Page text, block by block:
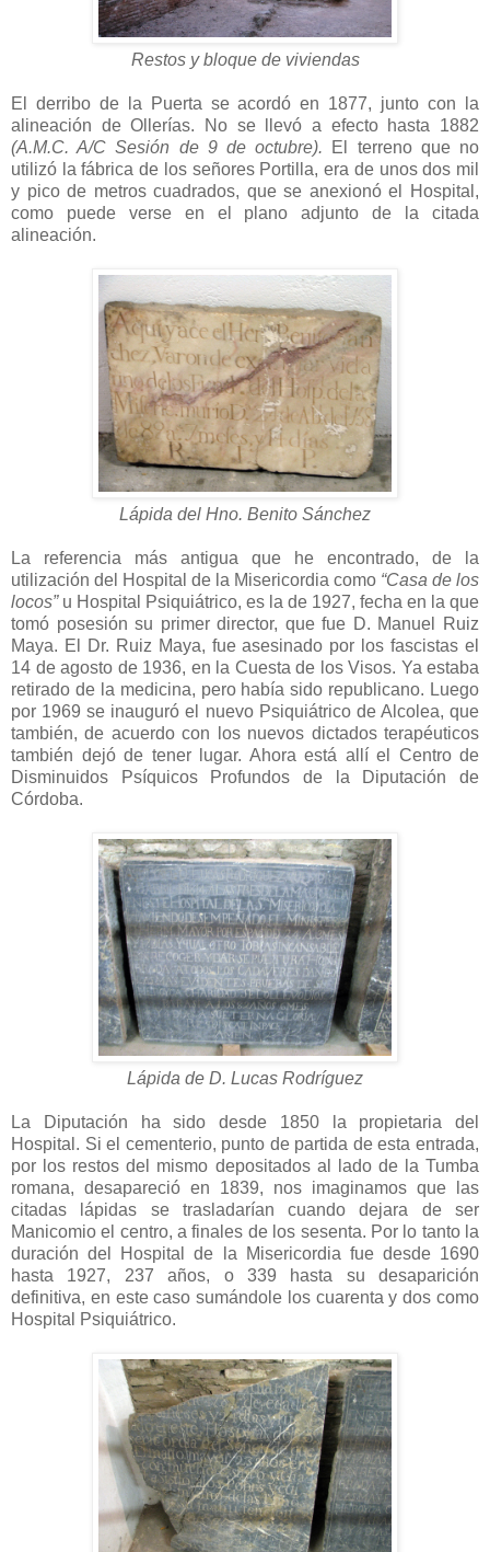
Restos y bloque de viviendas
El derribo de la Puerta se acordó en 1877, junto con la
alineación de Ollerías. No se llevó a efecto hasta 1882
(A.M.C. A/C Sesión de 9 de octubre). El terreno que no
utilizó la fábrica de los señores Portilla, era de unos dos mil
y pico de metros cuadrados, que se anexionó el Hospital,
como puede verse en el plano adjunto de la citada
alineación.
Lápida del Hno. Benito Sánchez
La referencia más antigua que he encontrado, de la
utilización del Hospital de la Misericordia como “Casa de los
locos”u Hospital Psiquiátrico, es la de 1927, fecha en la que
tomó posesión su primer director, que fue D. Manuel Ruiz
Maya. El Dr. Ruiz Maya, fue asesinado por los fascistas el
14 de agosto de 1936, en la Cuesta de los Visos. Ya estaba
retirado de la medicina, pero había sido republicano. Luego
por 1969 se inauguró el nuevo Psiquiátrico de Alcolea, que
también, de acuerdo con los nuevos dictados terapéuticos
también dejó de tener lugar. Ahora está allí el Centro de
Disminuidos Psíquicos Profundos de la Diputación de
Córdoba.
Lápida de D. Lucas Rodríguez
La Diputación ha sido desde 1850 la propietaria del
Hospital. Si el cementerio, punto de partida de esta entrada,
por los restos del mismo depositados al lado de la Tumba
romana, desapareció en 1839, nos imaginamos que las
citadas lápidas se trasladarían cuando dejara de ser
Manicomio el centro, a finales de los sesenta. Por lo tanto la
duración del Hospital de la Misericordia fue desde 1690
hasta 1927, 237 años, o 339 hasta su desaparición
definitiva, en este caso sumándole los cuarenta y dos como
Hospital Psiquiátrico.